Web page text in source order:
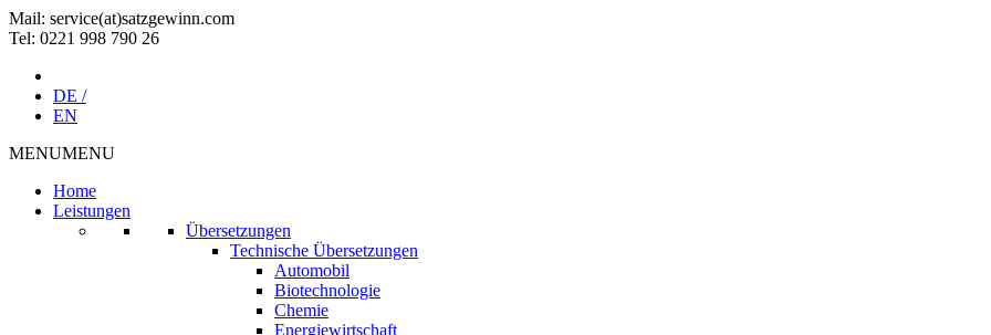
Mail: service(at)satz­gewinn.com
Tel: 0221 998 790 26
DE /
EN
MENUMENU
Home
Leistungen
Übersetzungen
Technische Übersetzungen
Automobil
Biotechnologie
Chemie
Energiewirtschaft